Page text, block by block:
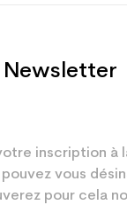
Femme
Blanc
: 3.9
Newsletter
inscription à
pouvez vous
pour cela